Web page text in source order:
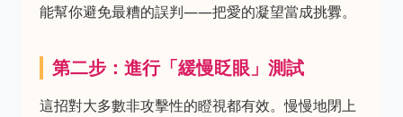
能幫你避免最糟的誤判——把愛的凝望當成挑釁。
第二步：進行「緩慢眨眼」測試
這招對大多數非攻擊性的瞪視都有效。慢慢地閉上